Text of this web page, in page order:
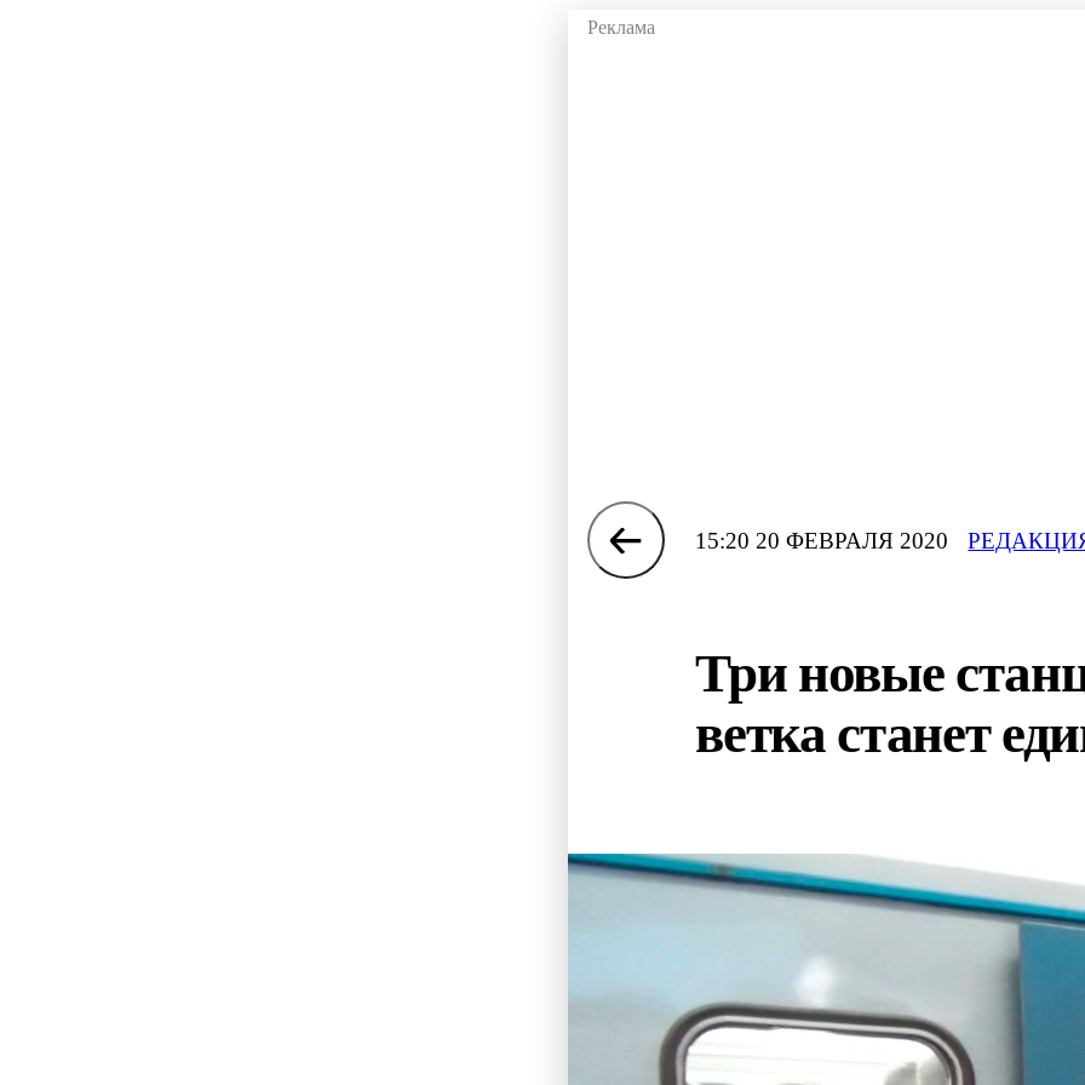
15:20 20 ФЕВРАЛЯ 2020
Три новые
ветка станет